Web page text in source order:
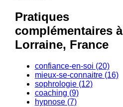
Pratiques
complémentaires à
Lorraine, France
confiance-en-soi (20)
mieux-se-connaitre (16)
sophrologie (12)
coaching (9)
hypnose (7)